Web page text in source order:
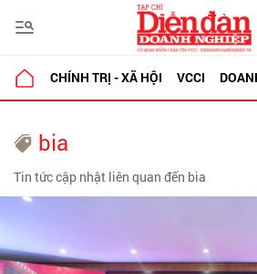
CHÍNH TRỊ - XÃ HỘI VCCI
bia
Tin tức cập nhật liên quan đến bia